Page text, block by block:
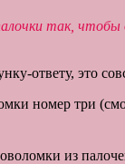
так, чтобы
ответу, это
номер три